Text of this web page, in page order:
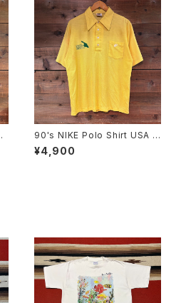
90's NIKE Polo Shirt USA M
ADE SIZE:XL
¥4,900